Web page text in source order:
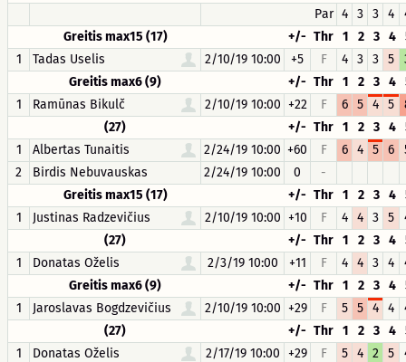
Par 4 3 3 4
Greitis max15 (17)
+/- Thr 1 2 3 4
1
Tadas Uselis 2/10/19 10:00 +5 F 4 3 3 5
Greitis max6 (9)
+/- Thr 1 2 3 4
1
Ramūnas Bikulč 2/10/19 10:00 +22 F 6 5 4 5
(27)
+/- Thr 1 2 3 4
1
Albertas Tunaitis 2/24/19 10:00 +60 F 6 4 5 6
2
Birdis Nebuvauskas 2/24/19 10:00 0
-
Greitis max15 (17)
+/- Thr 1 2 3 4
1
Justinas Radzevičius 2/10/19 10:00 +10 F 4 4 3 5
(27)
+/- Thr 1 2 3 4
1
Donatas Oželis 2/3/19 10:00 +11 F 4 4 3 4
Greitis max6 (9)
+/- Thr 1 2 3 4
1
Jaroslavas Bogdzevičius 2/10/19 10:00 +29 F 5 5 4 4
(27)
+/- Thr 1 2 3 4
1
Donatas Oželis 2/17/19 10:00 +29 F 5 4 2 5